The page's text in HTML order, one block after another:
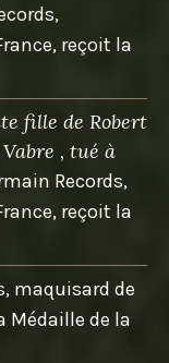
reçoit la
fille de Robert
, tué à
Records,
reçoit la
maquisard de
Médaille de la